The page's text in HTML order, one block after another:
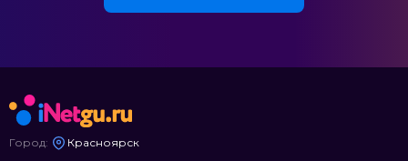
Город: Красноярск